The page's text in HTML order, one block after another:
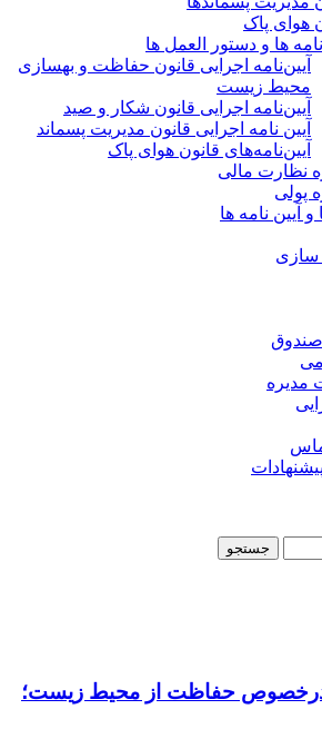
هوای پاک
نامه ها و دستور العمل ها
آیین‌نامه اجرایی قانون حفاظت و بهسازی
محیط زیست
آیین‌نامه اجرایی قانون شکار و صید
آیین نامه اجرایی قانون مدیریت پسماند
آیین‌نامه‌های قانون هوای پاک
نظارت مالی
پولی
آیین نامه ها
سازی
مدیره
جستجو
درخصوص حفاظت از محیط زیست؛